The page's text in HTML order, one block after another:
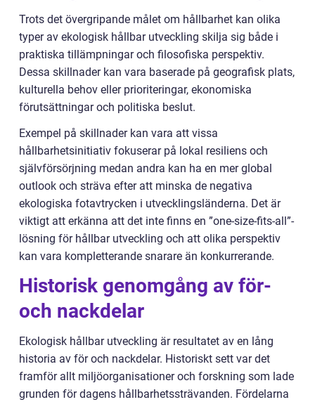
Trots det övergripande målet om hållbarhet kan olika
typer av ekologisk hållbar utveckling skilja sig både i
praktiska tillämpningar och filosofiska perspektiv.
Dessa skillnader kan vara baserade på geografisk plats,
kulturella behov eller prioriteringar, ekonomiska
förutsättningar och politiska beslut.
Exempel på skillnader kan vara att vissa
hållbarhetsinitiativ fokuserar på lokal resiliens och
självförsörjning medan andra kan ha en mer global
outlook och sträva efter att minska de negativa
ekologiska fotavtrycken i utvecklingsländerna. Det är
viktigt att erkänna att det inte finns en ”one-size-fits-all”-
lösning för hållbar utveckling och att olika perspektiv
kan vara kompletterande snarare än konkurrerande.
Historisk genomgång av för-
och nackdelar
Ekologisk hållbar utveckling är resultatet av en lång
historia av för och nackdelar. Historiskt sett var det
framför allt miljöorganisationer och forskning som lade
grunden för dagens hållbarhetssträvanden. Fördelarna